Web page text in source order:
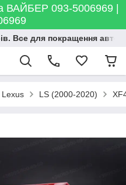
093-5006969 |
Все для покращення
Lexus LS (2000-2020)